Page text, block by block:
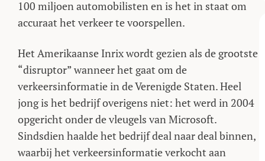
100 miljoen automobilisten en is het in staat om
accuraat het verkeer te voorspellen.
Het Amerikaanse Inrix wordt gezien als de grootste
“disruptor” wanneer het gaat om de
verkeersinformatie in de Verenigde Staten. Heel
jong is het bedrijf overigens niet: het werd in 2004
opgericht onder de vleugels van Microsoft.
Sindsdien haalde het bedrijf deal naar deal binnen,
waarbij het verkeersinformatie verkocht aan